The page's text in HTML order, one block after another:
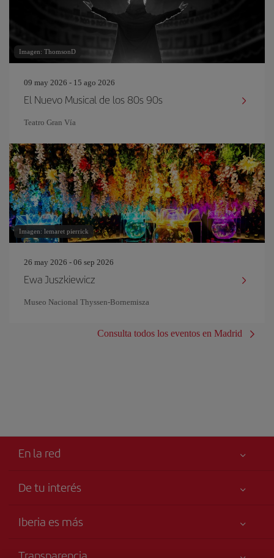
Imagen: ThomsonD
09 may 2026 - 15 ago 2026
El Nuevo Musical de los 80s 90s
Teatro Gran Vía
Imagen: lemaret pierrick
26 may 2026 - 06 sep 2026
Ewa Juszkiewicz
Museo Nacional Thyssen-Bornemisza
Consulta todos los eventos en Madrid
En la red
De tu interés
Accesibilidad
Iberia es más